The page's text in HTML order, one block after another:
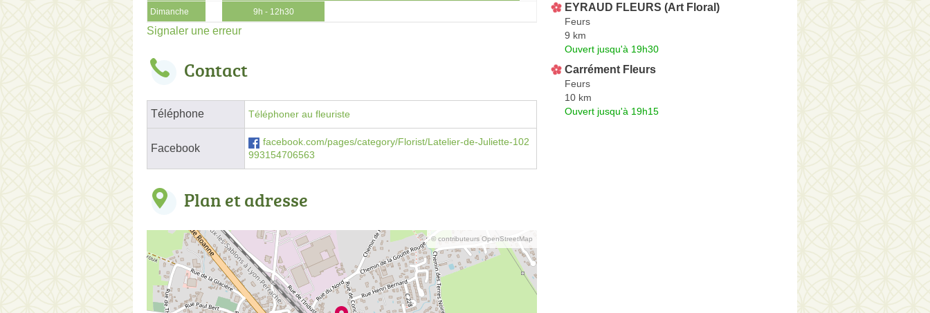
Dimanche 9h - 12h30
Signaler une erreur
Contact
Téléphone Téléphoner au fleuriste
Facebook
facebook.com/pages/category/Florist/Latelier-de-Juliette-102
993154706563
Plan et adresse
© contributeurs OpenStreetMap
EYRAUD FLEURS (Art Floral)
Feurs
9 km
Ouvert jusqu'à 19h30
Carrément Fleurs
Feurs
10 km
Ouvert jusqu'à 19h15